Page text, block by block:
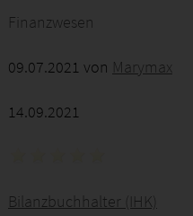
Finanzwesen
09.07.2021 von Marymax
14.09.2021
Bilanzbuchhalter (IHK)